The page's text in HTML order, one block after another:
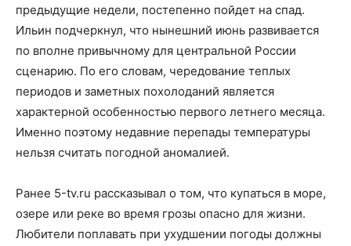
предыдущие недели, постепенно пойдет на спад.
Ильин подчеркнул, что нынешний июнь развивается
по вполне привычному для центральной России
сценарию. По его словам, чередование теплых
периодов и заметных похолоданий является
характерной особенностью первого летнего месяца.
Именно поэтому недавние перепады температуры
нельзя считать погодной аномалией.
Ранее 5-tv.ru рассказывал о том, что купаться в море,
озере или реке во время грозы опасно для жизни.
Любители поплавать при ухудшении погоды должны